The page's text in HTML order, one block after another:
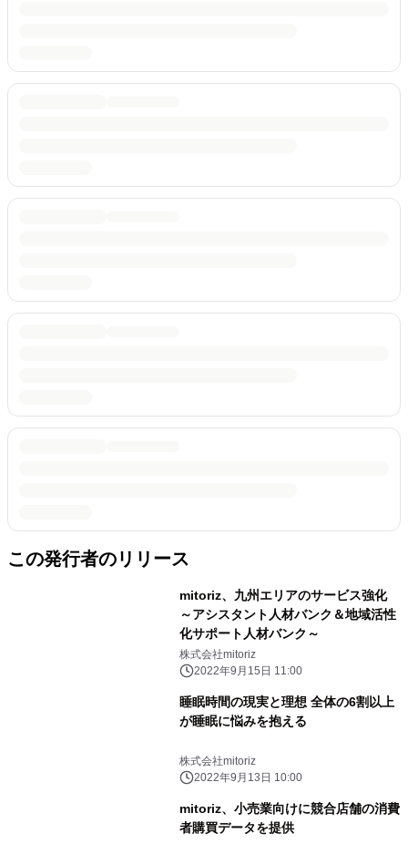
この発行者のリリース
mitoriz、九州エリアのサービス強化
～アシスタント人材バンク＆地域活性
化サポート人材バンク～
株式会社mitoriz
2022年9月15日 11:00
睡眠時間の現実と理想 全体の6割以上
が睡眠に悩みを抱える
株式会社mitoriz
2022年9月13日 10:00
mitoriz、小売業向けに競合店舗の消費
者購買データを提供